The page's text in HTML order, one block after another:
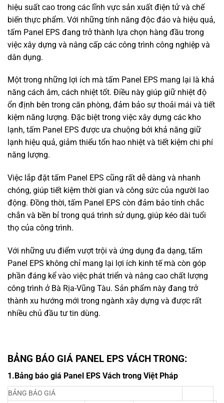
hiệu suất cao trong các lĩnh vực sản xuất điện tử và chế
biến thực phẩm. Với những tính năng độc đáo và hiệu quả,
tấm Panel EPS đang trở thành lựa chọn hàng đầu trong
việc xây dựng và nâng cấp các công trình công nghiệp và
dân dụng.
Một trong những lợi ích mà tấm Panel EPS mang lại là khả
năng cách âm, cách nhiệt tốt. Điều này giúp giữ nhiệt độ
ổn định bên trong căn phòng, đảm bảo sự thoải mái và tiết
kiệm năng lượng. Đặc biệt trong việc xây dựng các kho
lạnh, tấm Panel EPS được ưa chuộng bởi khả năng giữ
lạnh hiệu quả, giảm thiểu tổn hao nhiệt và tiết kiệm chi phí
năng lượng.
Việc lắp đặt tấm Panel EPS cũng rất dễ dàng và nhanh
chóng, giúp tiết kiệm thời gian và công sức của người lao
động. Đồng thời, tấm Panel EPS còn đảm bảo tính chắc
chắn và bền bỉ trong quá trình sử dụng, giúp kéo dài tuổi
thọ của công trình.
Với những ưu điểm vượt trội và ứng dụng đa dạng, tấm
Panel EPS không chỉ mang lại lợi ích kinh tế mà còn góp
phần đáng kể vào việc phát triển và nâng cao chất lượng
công trình ở Bà Rịa-Vũng Tàu. Sản phẩm này đang trở
thành xu hướng mới trong ngành xây dựng và được rất
nhiều chủ đầu tư tin dùng.
BẢNG BÁO GIÁ PANEL EPS VÁCH TRONG:
1.Bảng báo giá Panel EPS Vách trong Việt Pháp
BẢNG BÁO GIÁ